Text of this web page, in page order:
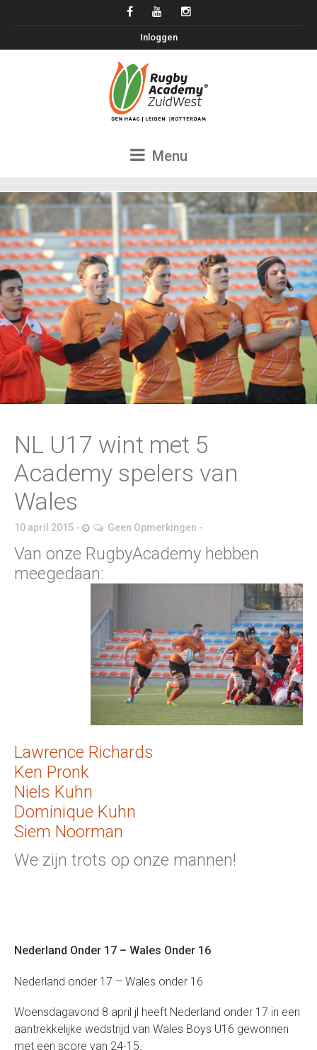
Inloggen
Menu
NL U17 wint met 5
Academy spelers van
Wales
10 april 2015 Geen Opmerkingen
Van onze RugbyAcademy hebben
meegedaan:
Lawrence Richards
Ken Pronk
Niels Kuhn
Dominique Kuhn
Siem Noorman
We zijn trots op onze mannen!
Nederland Onder 17 – Wales Onder 16
Nederland onder 17 – Wales onder 16
Woensdagavond 8 april jl heeft Nederland onder 17 in een
aantrekkelijke wedstrijd van Wales Boys U16 gewonnen
met een score van 24-15.